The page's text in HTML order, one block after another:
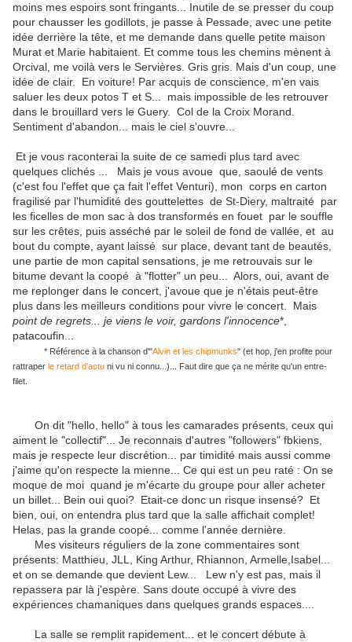
moins mes espoirs sont fringants... Inutile de se presser du coup
pour chausser les godillots, je passe à Pessade, avec une petite
idée derrière la tête, et me demande dans quelle petite maison
Murat et Marie habitaient. Et comme tous les chemins mènent à
Orcival, me voilà vers le Servières. Gris gris. Mais d'un coup, une
idée de clair. En voiture! Par acquis de conscience, m'en vais
saluer les deux potos T et S... mais impossible de les retrouver
dans le brouillard vers le Guery. Col de la Croix Morand.
Sentiment d'abandon... mais le ciel s'ouvre...
Et je vous raconterai la suite de ce samedi plus tard avec
quelques clichés ... Mais je vous avoue que, saoulé de vents
(c'est fou l'effet que ça fait l'effet Venturi), mon corps en carton
fragilisé par l'humidité des gouttelettes de St-Diery, maltraité par
les ficelles de mon sac à dos transformés en fouet par le souffle
sur les crêtes, puis asséché par le soleil de fond de vallée, et au
bout du compte, ayant laissé sur place, devant tant de beautés,
une partie de mon capital sensations, je me retrouvais sur le
bitume devant la coopé à "flotter" un peu... Alors, oui, avant de
me replonger dans le concert, j'avoue que je n'étais peut-être
plus dans les meilleurs conditions pour vivre le concert. Mais
point de regrets... je viens le voir, gardons l'innocence*,
patacoufin...
* Référence à la chanson d'"Alvin et les chipmunks" (et hop, j'en profite pour
rattraper le retard d'actu ni vu ni connu...)... Faut dire que ça ne mérite qu'un entre-
filet.
On dit "hello, hello" à tous les camarades présents, ceux qui
aiment le "collectif"... Je reconnais d'autres "followers" fbkiens,
mais je respecte leur discrétion... par timidité mais aussi comme
j'aime qu'on respecte la mienne... Ce qui est un peu raté : On se
moque de moi quand je m'écarte du groupe pour aller acheter
un billet... Bein oui quoi? Etait-ce donc un risque insensé? Et
bien, oui, on entendra plus tard que la salle affichait complet!
Helas, pas la grande coopé... comme l'année dernière.
Mes visiteurs réguliers de la zone commentaires sont
présents: Matthieu, JLL, King Arthur, Rhiannon, Armelle,Isabel...
et on se demande que devient Lew... Lew n'y est pas, mais il
repassera par là j'espère. Sans doute occupé à vivre des
expériences chamaniques dans quelques grands espaces....
La salle se remplit rapidement... et le concert débute à